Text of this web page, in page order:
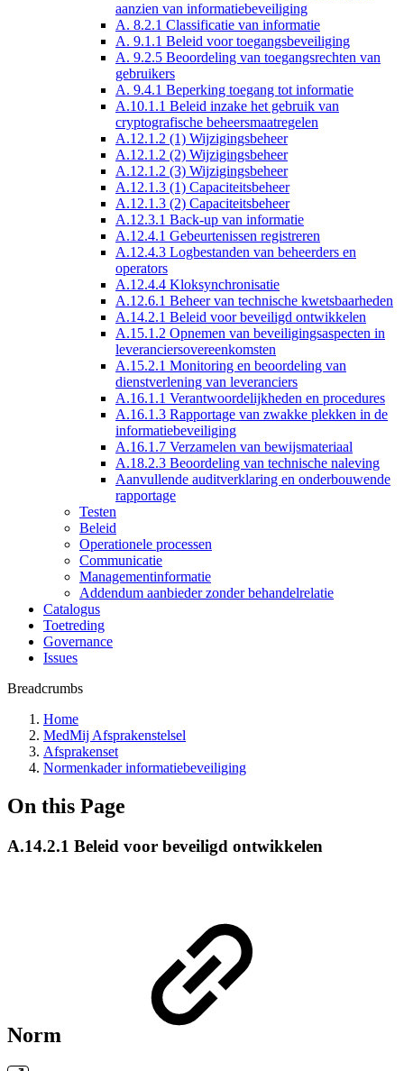
aanzien van informatiebeveiliging
A. 8.2.1 Classificatie van informatie
A. 9.1.1 Beleid voor toegangsbeveiliging
A. 9.2.5 Beoordeling van toegangsrechten van
gebruikers
A. 9.4.1 Beperking toegang tot informatie
A.10.1.1 Beleid inzake het gebruik van
cryptografische beheersmaatregelen
A.12.1.2 (1) Wijzigingsbeheer
A.12.1.2 (2) Wijzigingsbeheer
A.12.1.2 (3) Wijzigingsbeheer
A.12.1.3 (1) Capaciteitsbeheer
A.12.1.3 (2) Capaciteitsbeheer
A.12.3.1 Back-up van informatie
A.12.4.1 Gebeurtenissen registreren
A.12.4.3 Logbestanden van beheerders en
operators
A.12.4.4 Kloksynchronisatie
A.12.6.1 Beheer van technische kwetsbaarheden
A.14.2.1 Beleid voor beveiligd ontwikkelen
A.15.1.2 Opnemen van beveiligingsaspecten in
leveranciersovereenkomsten
A.15.2.1 Monitoring en beoordeling van
dienstverlening van leveranciers
A.16.1.1 Verantwoordelijkheden en procedures
A.16.1.3 Rapportage van zwakke plekken in de
informatiebeveiliging
A.16.1.7 Verzamelen van bewijsmateriaal
A.18.2.3 Beoordeling van technische naleving
Aanvullende auditverklaring en onderbouwende
rapportage
Testen
Beleid
Operationele processen
Communicatie
Managementinformatie
Addendum aanbieder zonder behandelrelatie
Catalogus
Toetreding
Governance
Issues
Breadcrumbs
Home
MedMij Afsprakenstelsel
Afsprakenset
Normenkader informatiebeveiliging
On this Page
A.14.2.1 Beleid voor beveiligd ontwikkelen
Norm